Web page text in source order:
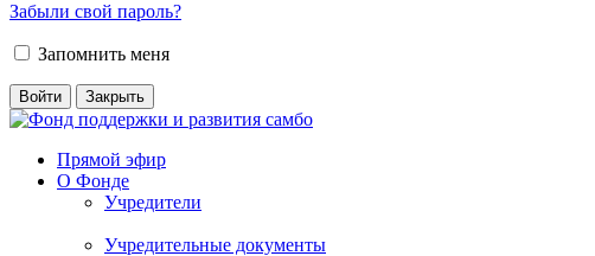
Забыли свой пароль?
Запомнить меня
Прямой эфир
О Фонде
Учредители
Учредительные документы